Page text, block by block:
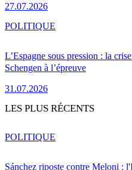
27.07.2026
L’Espagne sous pression : la
Schengen à l’épreuve
31.07.2026
POLITIQUE
LES PLUS RÉCENTS
Sánchez riposte contre Meloni :
POLITIQUE